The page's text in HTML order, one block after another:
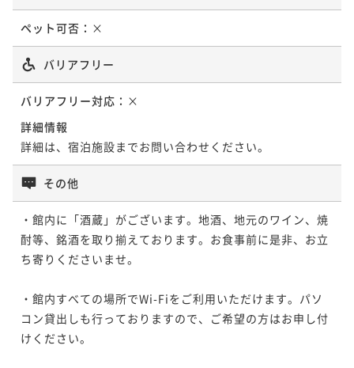
ペット可否： ×
バリアフリー
バリアフリー対応： ×
詳細情報
詳細は、宿泊施設までお問い合わせください。
その他
・館内に「酒蔵」がございます。地酒、地元のワイン、焼
酎等、銘酒を取り揃えております。お食事前に是非、お立
ち寄りくださいませ。
・館内すべての場所でWi-Fiをご利用いただけます。パソ
コン貸出しも行っておりますので、ご希望の方はお申し付
けください。